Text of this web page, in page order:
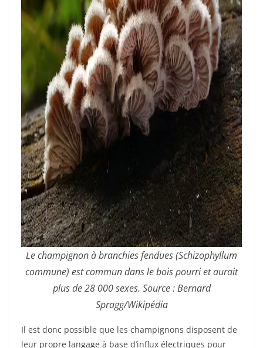
Le champignon à branchies fendues (Schizophyllum
commune) est commun dans le bois pourri et aurait
plus de 28 000 sexes. Source : Bernard
Spragg/Wikipédia
Il est donc possible que les champignons disposent de
leur propre langage à base d’influx électriques pour